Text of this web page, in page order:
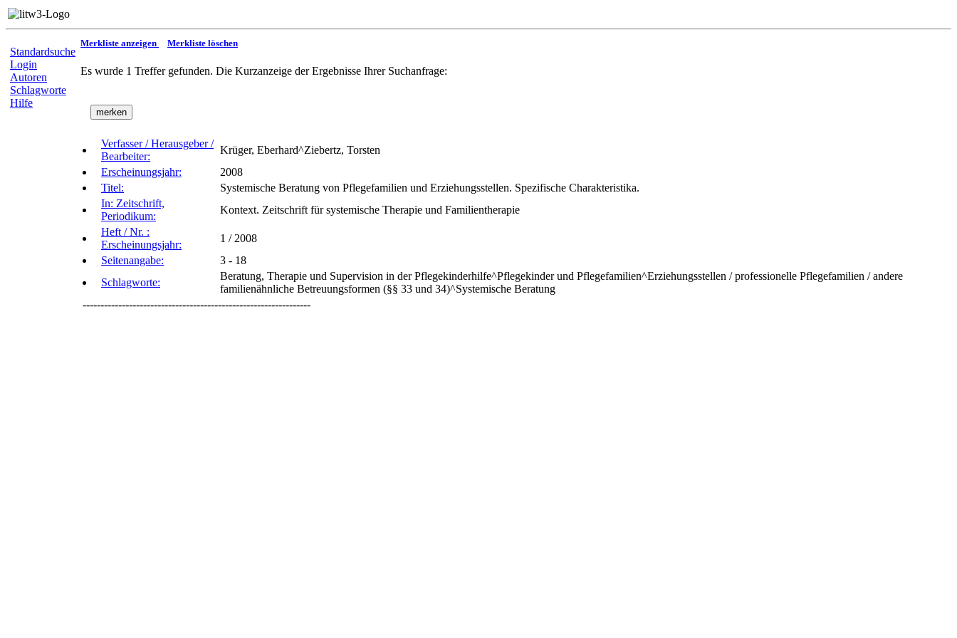
Standardsuche
Login
Autoren
Schlagworte
Hilfe
Merkliste anzeigen Merkliste löschen
Es wurde 1 Treffer gefunden. Die Kurzanzeige der Ergebnisse Ihrer Suchanfrage:
Verfasser / Herausgeber /
Bearbeiter:
Krüger, Eberhard^Ziebertz, Torsten
Erscheinungsjahr:
2008
Titel:
Systemische Beratung von Pflegefamilien und Erziehungsstellen. Spezifische Charakteristika.
In: Zeitschrift,
Periodikum:
Kontext. Zeitschrift für systemische Therapie und Familientherapie
Heft / Nr. :
Erscheinungsjahr:
1 / 2008
Seitenangabe:
3 - 18
Schlagworte:
Beratung, Therapie und Supervision in der Pflegekinderhilfe^Pflegekinder und Pflegefamilien^Erziehungsstellen / professionelle Pflegefamilien / andere
familienähnliche Betreuungsformen (§§ 33 und 34)^Systemische Beratung
----------------------------------------------------------------